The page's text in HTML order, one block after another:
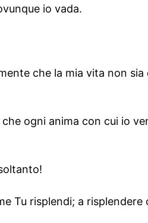
io vada.
che la mia vita non sia
ogni anima con cui io
Tu risplendi; a risplendere